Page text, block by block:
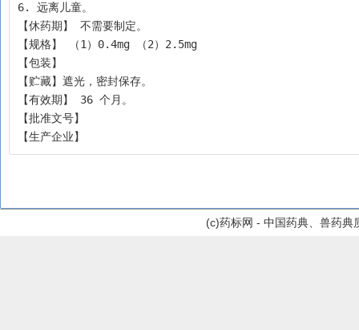
6. 远离儿童。
【休药期】 不需要制定。
【规格】 （1）0.4mg （2）2.5mg
【包装】
【贮藏】遮光，密封保存。
【有效期】 36 个月。
【批准文号】
【生产企业】
(c)药标网 - 中国药典、兽药典